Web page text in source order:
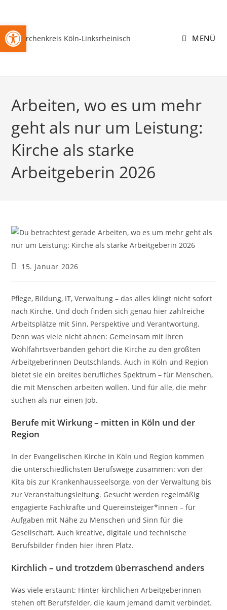
springen
MENÜ
Arbeiten, wo es um mehr
geht als nur um Leistung:
Kirche als starke
Arbeitgeberin 2026
Beitrag
15. Januar 2026
Pflege, Bildung, IT, Verwaltung – das alles klingt nicht sofort
nach Kirche. Und doch finden sich genau hier zahlreiche
Arbeitsplätze mit Sinn, Perspektive und Verantwortung.
Denn was viele nicht ahnen: Gemeinsam mit ihren
Wohlfahrtsverbänden gehört die Kirche zu den größten
Arbeitgeberinnen Deutschlands. Auch in Köln und Region
bietet sie ein breites berufliches Spektrum – für Menschen,
die mit Menschen arbeiten wollen. Und für alle, die mehr
suchen als nur einen Job.
Berufe mit Wirkung – mitten in Köln und der
Region
In der Evangelischen Kirche in Köln und Region kommen
die unterschiedlichsten Berufswege zusammen: von der
Kita bis zur Krankenhausseelsorge, von der Verwaltung bis
zur Veranstaltungsleitung. Gesucht werden regelmäßig
engagierte Fachkräfte und Quereinsteiger*innen – für
Aufgaben mit Nähe zu Menschen und Sinn für die
Gesellschaft. Auch kreative, digitale und technische
Berufsbilder finden hier ihren Platz.
Kirchlich – und trotzdem überraschend anders
Was viele erstaunt: Hinter kirchlichen Arbeitgeberinnen
stehen oft Berufsfelder, die kaum jemand damit verbindet.
Open toolbar